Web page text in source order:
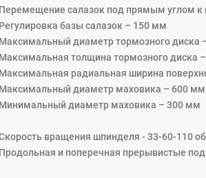
Перемещение салазок под прямым углом
Регулировка базы салазок – 150 мм
Максимальный диаметр тормозного диска
Максимальная толщина тормозного диска
Максимальная радиальная ширина
Максимальный диаметр маховика – 600 мм
Минимальный диаметр маховика – 300 мм
вращения шпинделя - 33-60-110
Продольная и поперечная прерывистые